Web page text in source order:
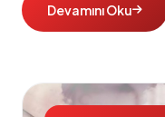
Devamını Oku